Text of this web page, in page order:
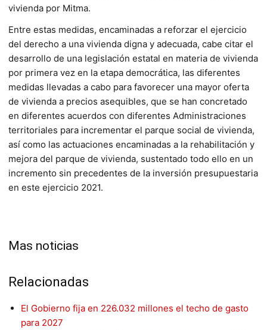
vivienda por Mitma.
Entre estas medidas, encaminadas a reforzar el ejercicio
del derecho a una vivienda digna y adecuada, cabe citar el
desarrollo de una legislación estatal en materia de vivienda
por primera vez en la etapa democrática, las diferentes
medidas llevadas a cabo para favorecer una mayor oferta
de vivienda a precios asequibles, que se han concretado
en diferentes acuerdos con diferentes Administraciones
territoriales para incrementar el parque social de vivienda,
así como las actuaciones encaminadas a la rehabilitación y
mejora del parque de vivienda, sustentado todo ello en un
incremento sin precedentes de la inversión presupuestaria
en este ejercicio 2021.
Mas noticias
Relacionadas
El Gobierno fija en 226.032 millones el techo de gasto
para 2027